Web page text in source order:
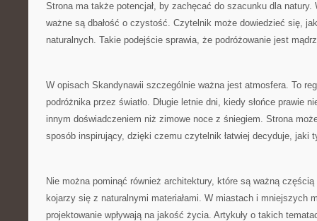
Strona ma także potencjał, by zachęcać do szacunku dla
ważne są dbałość o czystość. Czytelnik może dowiedzieć się,
naturalnych. Takie podejście sprawia, że podróżowanie jest
W opisach Skandynawii szczególnie ważna jest atmosfera. To
podróżnika przez światło. Długie letnie dni, kiedy słońce prawie
innym doświadczeniem niż zimowe noce z śniegiem. Strona
sposób inspirujący, dzięki czemu czytelnik łatwiej decyduje, jaki
Nie można pominąć również architektury, które są ważną
kojarzy się z naturalnymi materiałami. W miastach i mniejszych
projektowanie wpływają na jakość życia. Artykuły o takich